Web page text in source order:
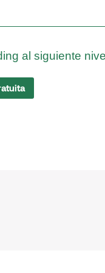
al siguiente